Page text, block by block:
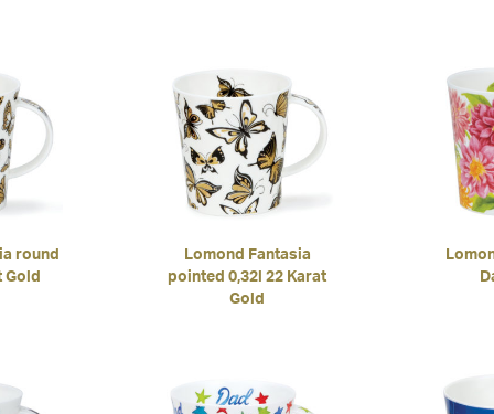
round
Gold
Lomond Fantasia
pointed 0,32l 22 Karat
Gold